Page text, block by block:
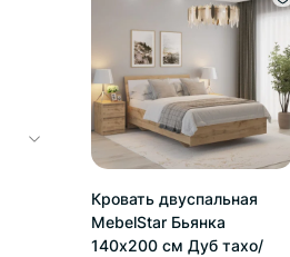
Кровать двуспальная
MebelStar Бьянка
140x200 см Дуб тахо/